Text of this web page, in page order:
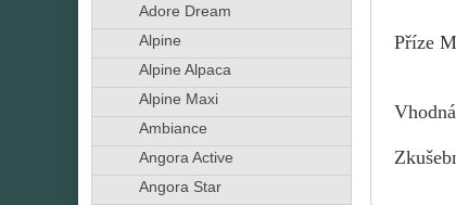
Příze
Adore Dream
Alpine
Alpine Alpaca
Alpine Maxi
Ambiance
Angora Active
Angora Star